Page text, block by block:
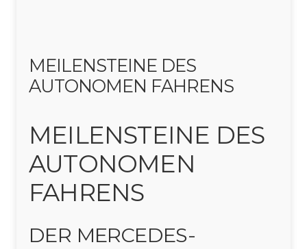
MEILENSTEINE DES
AUTONOMEN FAHRENS
MEILENSTEINE DES
AUTONOMEN
FAHRENS
DER MERCEDES-